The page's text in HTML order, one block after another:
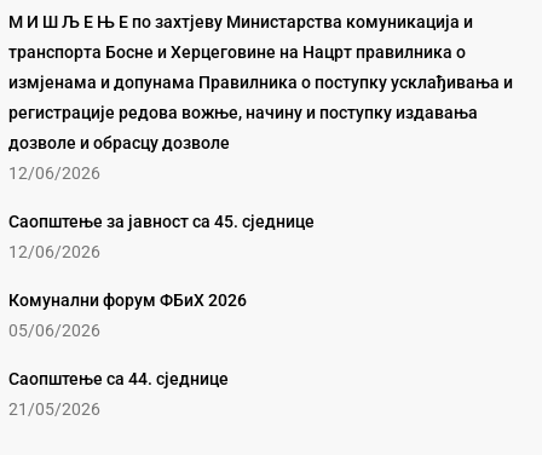
М И Ш Љ Е Њ Е по захтјеву Министарства комуникација и
транспорта Босне и Херцеговине на Нацрт правилника о
измјенама и допунама Правилника о поступку усклађивања и
регистрације редова вожње, начину и поступку издавања
дозволе и обрасцу дозволе
12/06/2026
Саопштење за јавност са 45. сједнице
12/06/2026
Комунални форум ФБиХ 2026
05/06/2026
Саопштење са 44. сједнице
21/05/2026